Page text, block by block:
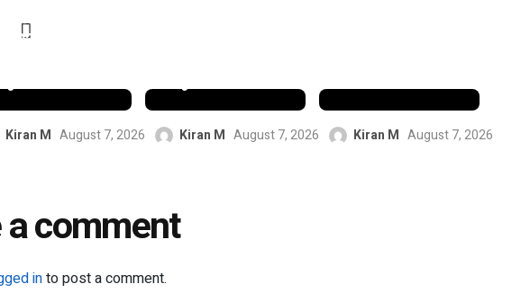
Kiran M August 7, 2026 Kiran M August 7, 2026 Kiran M August 7, 2026
a comment
into post a comment.